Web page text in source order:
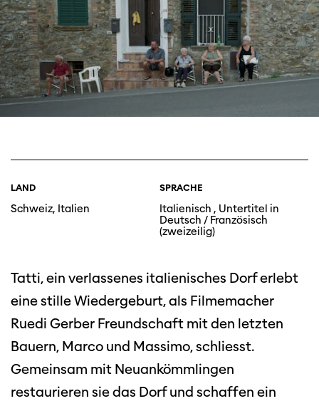
LAND
Schweiz, Italien
SPRACHE
Italienisch , Untertitel in
Deutsch / Französisch
(zweizeilig)
Tatti, ein verlassenes italienisches Dorf erlebt
eine stille Wiedergeburt, als Filmemacher
Ruedi Gerber Freundschaft mit den letzten
Bauern, Marco und Massimo, schliesst.
Gemeinsam mit Neuankömmlingen
restaurieren sie das Dorf und schaffen ein